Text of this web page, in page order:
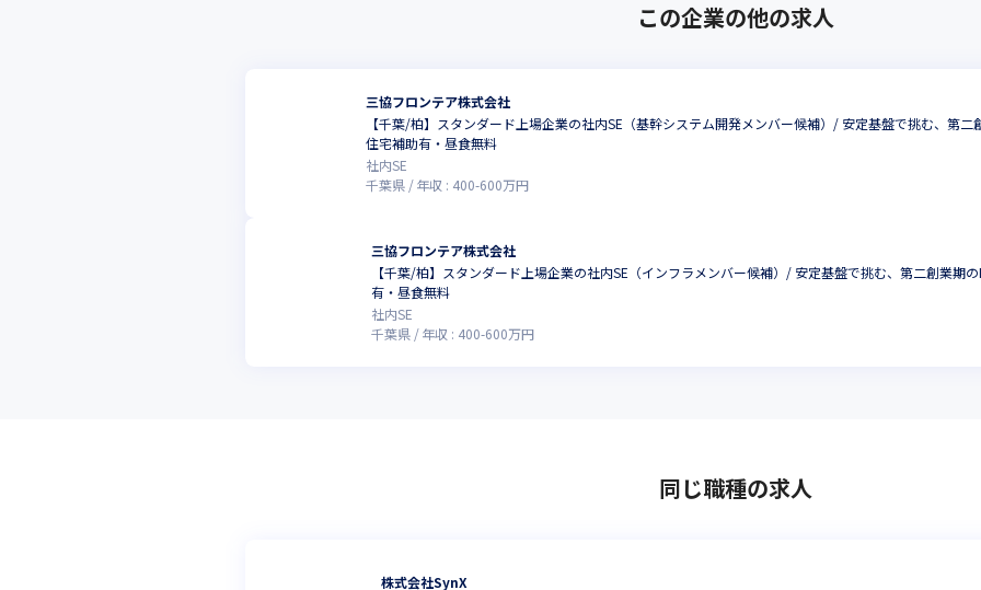
この企業の他の求人
三協フロンテア株式会社
【千葉/柏】スタンダード上場企業の社内SE（基幹システム開発メンバー候補）/ 安定基盤で挑む、第
住宅補助有・昼食無料
社内SE
千葉県
年収 : 400-600万円
三協フロンテア株式会社
【千葉/柏】スタンダード上場企業の社内SE（インフラメンバー候補）/ 安定基盤で挑む、第二創業期
有・昼食無料
社内SE
千葉県
年収 : 400-600万円
同じ職種の求人
株式会社SynX